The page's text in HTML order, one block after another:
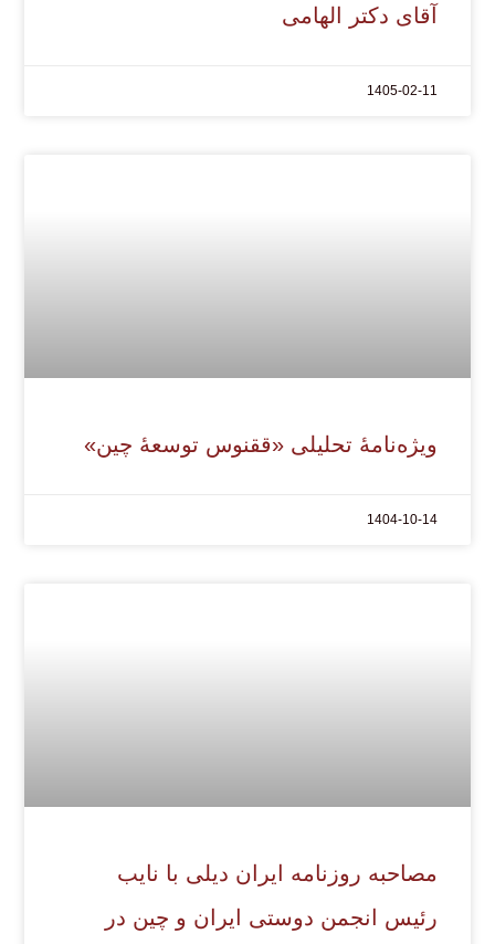
آقای دکتر الهامی
1405-02-11
ویژه‌نامۀ تحلیلی «ققنوس توسعۀ چین»
1404-10-14
مصاحبه روزنامه ایران دیلی با نایب
رئیس انجمن دوستی ایران و چین در